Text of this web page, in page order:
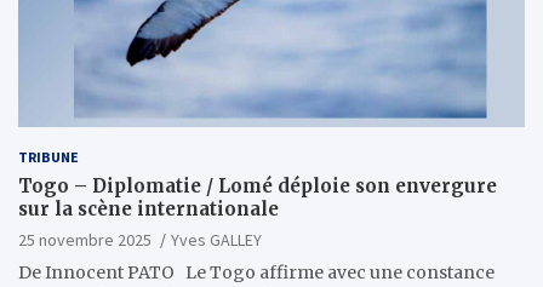
TRIBUNE
Togo – Diplomatie / Lomé déploie son envergure
sur la scène internationale
25 novembre 2025
Yves GALLEY
De Innocent PATO Le Togo affirme avec une constance